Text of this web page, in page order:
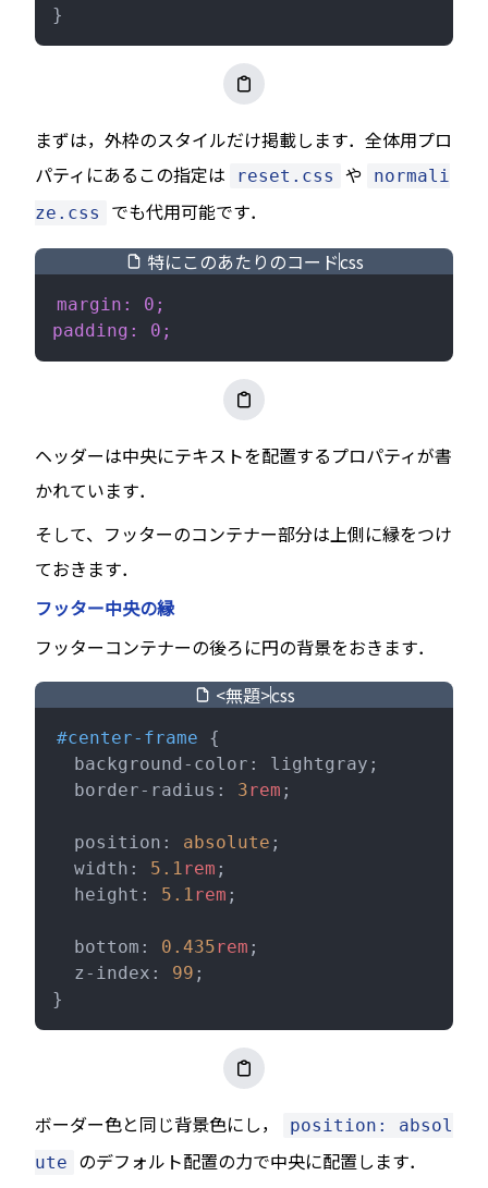
}
まずは，外枠のスタイルだけ掲載します．全体用プロ
パティにあるこの指定は
reset.css や
normali
ze.css
でも代用可能です．
特にこのあたりのコードcss
margin: 0;
padding: 0;
ヘッダーは中央にテキストを配置するプロパティが書
かれています．
そして、フッターのコンテナー部分は上側に縁をつけ
ておきます．
フッター中央の縁
フッターコンテナーの後ろに円の背景をおきます．
<無題>css
#center-frame {
  background-color: lightgray;
  border-radius:
3rem ;
  position:
absolute ;
  width:
5.1rem ;
  height:
5.1rem ;
  bottom:
0.435rem ;
  z-index:
99 ;
}
ボーダー色と同じ背景色にし，
position: absol
ute
のデフォルト配置の力で中央に配置します．